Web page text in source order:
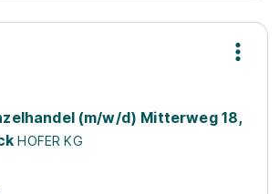
(m/w/d) Mitterweg 18,
HOFER KG